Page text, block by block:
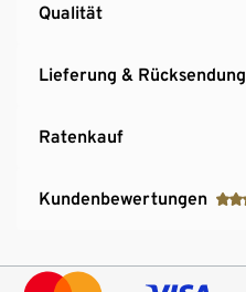
Qualität
Lieferung & Rücksendung
Ratenkauf
Kundenbewertungen